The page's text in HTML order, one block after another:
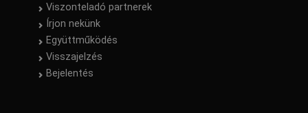
Viszonteladó partnerek
Írjon nekünk
Együttműködés
Visszajelzés
Bejelentés